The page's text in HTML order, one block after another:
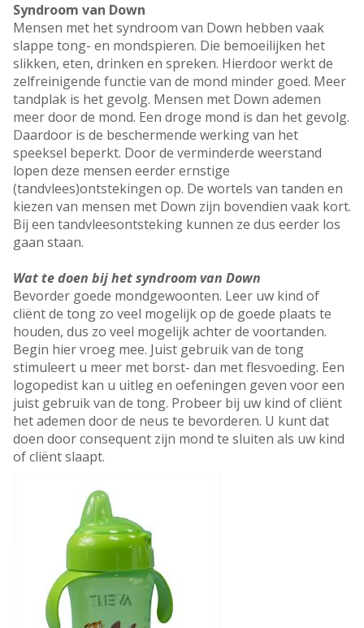
Syndroom van Down
Mensen met het syndroom van Down hebben vaak
slappe tong- en mondspieren. Die bemoeilijken het
slikken, eten, drinken en spreken. Hierdoor werkt de
zelfreinigende functie van de mond minder goed. Meer
tandplak is het gevolg. Mensen met Down ademen
meer door de mond. Een droge mond is dan het gevolg.
Daardoor is de beschermende werking van het
speeksel beperkt. Door de verminderde weerstand
lopen deze mensen eerder ernstige
(tandvlees)ontstekingen op. De wortels van tanden en
kiezen van mensen met Down zijn bovendien vaak kort.
Bij een tandvleesontsteking kunnen ze dus eerder los
gaan staan.
Wat te doen bij het syndroom van Down
Bevorder goede mondgewoonten. Leer uw kind of
cliënt de tong zo veel mogelijk op de goede plaats te
houden, dus zo veel mogelijk achter de voortanden.
Begin hier vroeg mee. Juist gebruik van de tong
stimuleert u meer met borst- dan met flesvoeding. Een
logopedist kan u uitleg en oefeningen geven voor een
juist gebruik van de tong. Probeer bij uw kind of cliënt
het ademen door de neus te bevorderen. U kunt dat
doen door consequent zijn mond te sluiten als uw kind
of cliënt slaapt.